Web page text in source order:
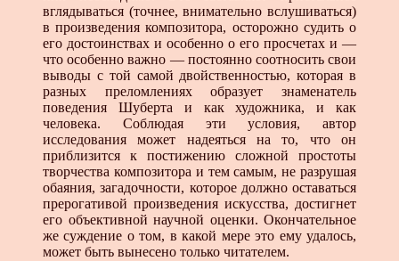
вглядываться (точнее, внимательно вслушиваться)
в произведения композитора, осторожно судить о
его достоинствах и особенно о его просчетах и —
что особенно важно — постоянно соотносить свои
выводы с той самой двойственностью, которая в
разных преломлениях образует знаменатель
поведения Шуберта и как художника, и как
человека. Соблюдая эти условия, автор
исследования может надеяться на то, что он
приблизится к постижению сложной простоты
творчества композитора и тем самым, не разрушая
обаяния, загадочности, которое должно оставаться
прерогативой произведения искусства, достигнет
его объективной научной оценки. Окончательное
же суждение о том, в какой мере это ему удалось,
может быть вынесено только читателем.